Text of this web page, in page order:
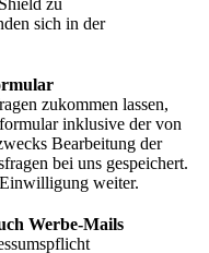
zu
sich in der
zukommen lassen,
inklusive der von
Bearbeitung der
bei uns gespeichert.
weiter.
Werbe-Mails